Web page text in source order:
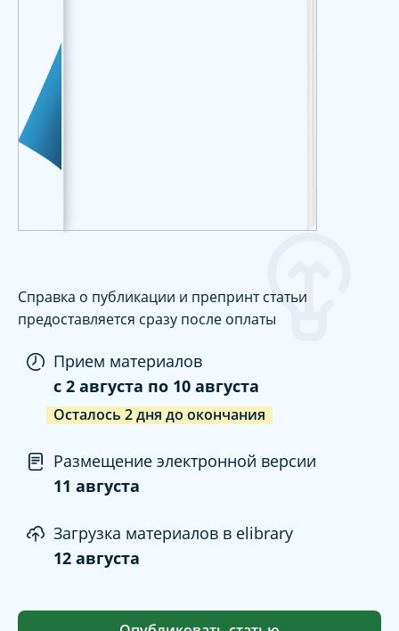
Справка о публикации и препринт статьи
предоставляется сразу после оплаты
Прием материалов
c 2 августа по 10 августа
Осталось 2дня до окончания
Размещение электронной версии
11 августа
Загрузка материалов в elibrary
12 августа